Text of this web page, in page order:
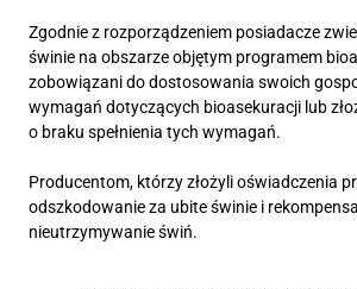
Zgodnie z rozporządzeniem posiadacze
świnie na obszarze objętym programem
zobowiązani do dostosowania swoich
wymagań dotyczących bioasekuracji lub
o braku spełnienia tych wymagań.
Producentom, którzy złożyli oświadczenia
odszkodowanie za ubite świnie i
nieutrzymywanie świń.